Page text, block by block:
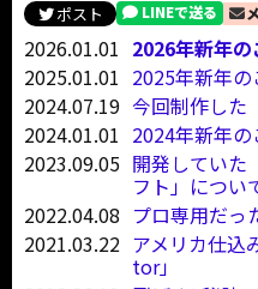
ポスト LINEで送る
2026.01.01 2026年新年
2025.01.01 2025年新年
2024.07.19 今回制作した
2024.01.01 2024年新年
2023.09.05 開発していた
フト」につい
2022.04.08 プロ専用だっ
2021.03.22 アメリカ仕込
tor」